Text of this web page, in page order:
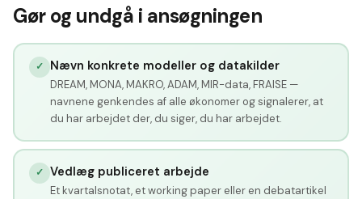
Gør og undgå i ansøgningen
✓ Nævn konkrete modeller og datakilder
DREAM, MONA, MAKRO, ADAM, MIR-data, FRAISE —
navnene genkendes af alle økonomer og signalerer, at
du har arbejdet der, du siger, du har arbejdet.
✓ Vedlæg publiceret arbejde
Et kvartalsnotat, et working paper eller en debatartikel